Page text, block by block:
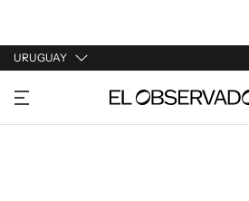
URUGUAY
URUGUAY
ARGENTINA